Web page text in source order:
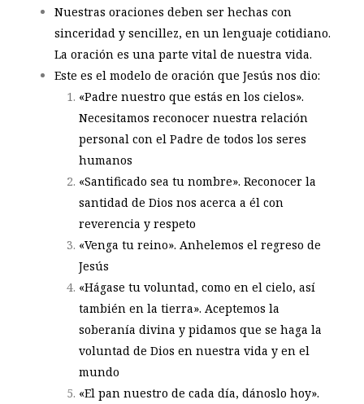
Nuestras oraciones deben ser hechas con
sinceridad y sencillez, en un lenguaje cotidiano.
La oración es una parte vital de nuestra vida.
Este es el modelo de oración que Jesús nos dio:
«Padre nuestro que estás en los cielos».
Necesitamos reconocer nuestra relación
personal con el Padre de todos los seres
humanos
«Santificado sea tu nombre». Reconocer la
santidad de Dios nos acerca a él con
reverencia y respeto
«Venga tu reino». Anhelemos el regreso de
Jesús
«Hágase tu voluntad, como en el cielo, así
también en la tierra». Aceptemos la
soberanía divina y pidamos que se haga la
voluntad de Dios en nuestra vida y en el
mundo
«El pan nuestro de cada día, dánoslo hoy».